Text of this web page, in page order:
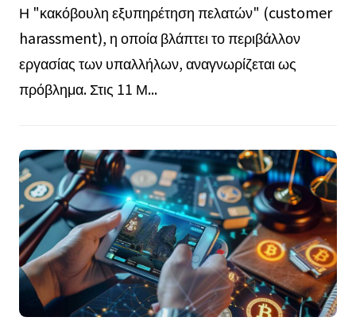
Η "κακόβουλη εξυπηρέτηση πελατών" (customer
harassment), η οποία βλάπτει το περιβάλλον
εργασίας των υπαλλήλων, αναγνωρίζεται ως
πρόβλημα. Στις 11 Μ...